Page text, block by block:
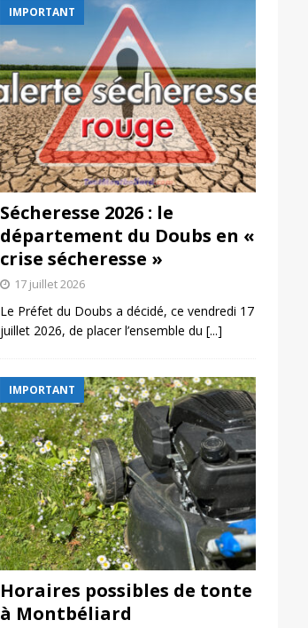
IMPORTANT
Sécheresse 2026 : le
département du Doubs en «
crise sécheresse »
17 juillet 2026
Le Préfet du Doubs a décidé, ce vendredi 17
juillet 2026, de placer l’ensemble du [...]
IMPORTANT
Horaires possibles de tonte
à Montbéliard